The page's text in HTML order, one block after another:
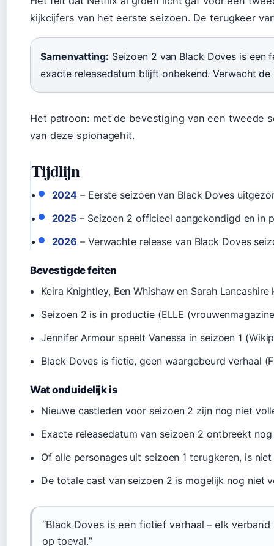
kijkcijfers van het eerste seizoen. De terugkeer
Samenvatting: Seizoen 2 van Black Doves is een
exacte releasedatum blijft onbekend. Verwacht de
Het patroon: met de bevestiging van een tweede
van deze spionagehit.
Tijdlijn
2024 – Eerste seizoen van Black Doves
2025 – Seizoen 2 officieel aangekondigd en in
2026 – Verwachte release van Black Doves
Bevestigde feiten
Keira Knightley, Ben Whishaw en Sarah
Seizoen 2 is in productie (ELLE
Jennifer Armour speelt Vanessa in seizoen 1
Black Doves is fictie, geen waargebeurd verhaal
Wat onduidelijk is
Nieuwe castleden voor seizoen 2 zijn nog niet
Exacte releasedatum van seizoen 2 ontbreekt nog
Of alle personages uit seizoen 1 terugkeren, is
De totale cast van seizoen 2 is mogelijk nog niet
“Black Doves is een fictief verhaal – elk
op toeval.”